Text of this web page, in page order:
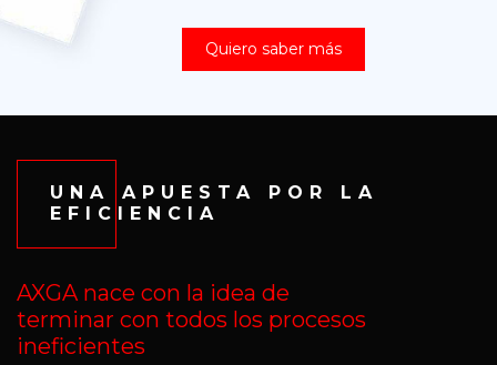
Quiero saber más
UNA APUESTA POR LA
EFICIENCIA
AXGA nace con la idea de
terminar con todos los procesos
ineficientes